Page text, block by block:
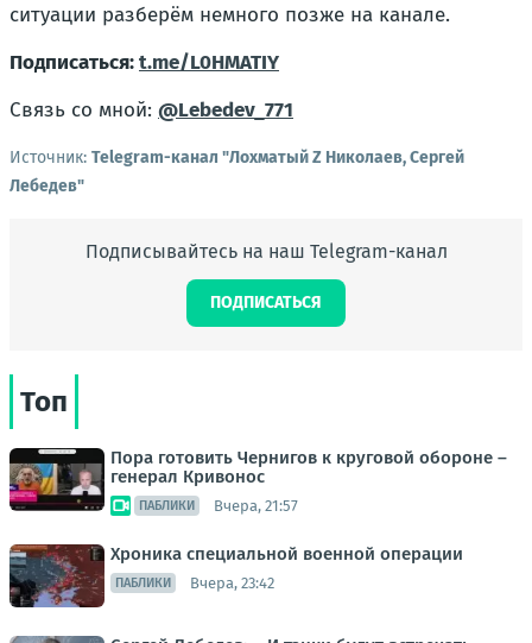
ситуации разберём немного позже на канале.
Подписаться:t.me/L0HMATIY
Связь со мной: @Lebedev_771
Источник: Telegram-канал "Лохматый Z Николаев, Сергей
Лебедев"
Подписывайтесь на наш Telegram-канал
ПОДПИСАТЬСЯ
Топ
Пора готовить Чернигов к круговой обороне –
генерал Кривонос
ПАБЛИКИ Вчера, 21:57
Хроника специальной военной операции
ПАБЛИКИ Вчера, 23:42